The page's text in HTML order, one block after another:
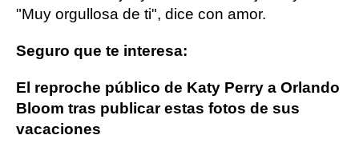
"Muy orgullosa de ti", dice con amor.
Seguro que te interesa:
El reproche público de Katy Perry a Orlando
Bloom tras publicar estas fotos de sus
vacaciones